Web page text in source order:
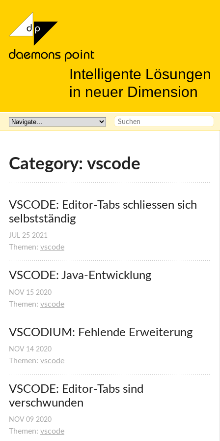
Intelligente Lösungen
in neuer Dimension
Category: vscode
VSCODE: Editor-Tabs schliessen sich
selbstständig
JUL 25 2021
Themen: vscode
VSCODE: Java-Entwicklung
NOV 15 2020
Themen: vscode
VSCODIUM: Fehlende Erweiterung
NOV 14 2020
Themen: vscode
VSCODE: Editor-Tabs sind
verschwunden
NOV 09 2020
Themen: vscode